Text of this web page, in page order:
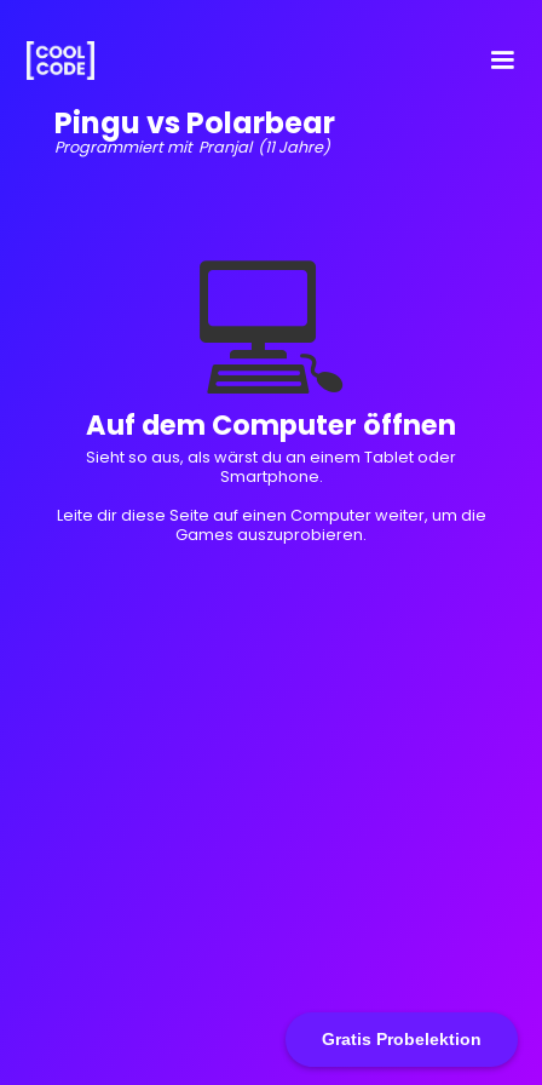
Gratis Probelektion
Pingu vs Polarbear
Programmiert mit Pranjal (11 Jahre)
💻
Auf dem Computer öffnen
Sieht so aus, als wärst du an einem Tablet oder
Smartphone.
Leite dir diese Seite auf einen Computer weiter, um die
Games auszuprobieren.